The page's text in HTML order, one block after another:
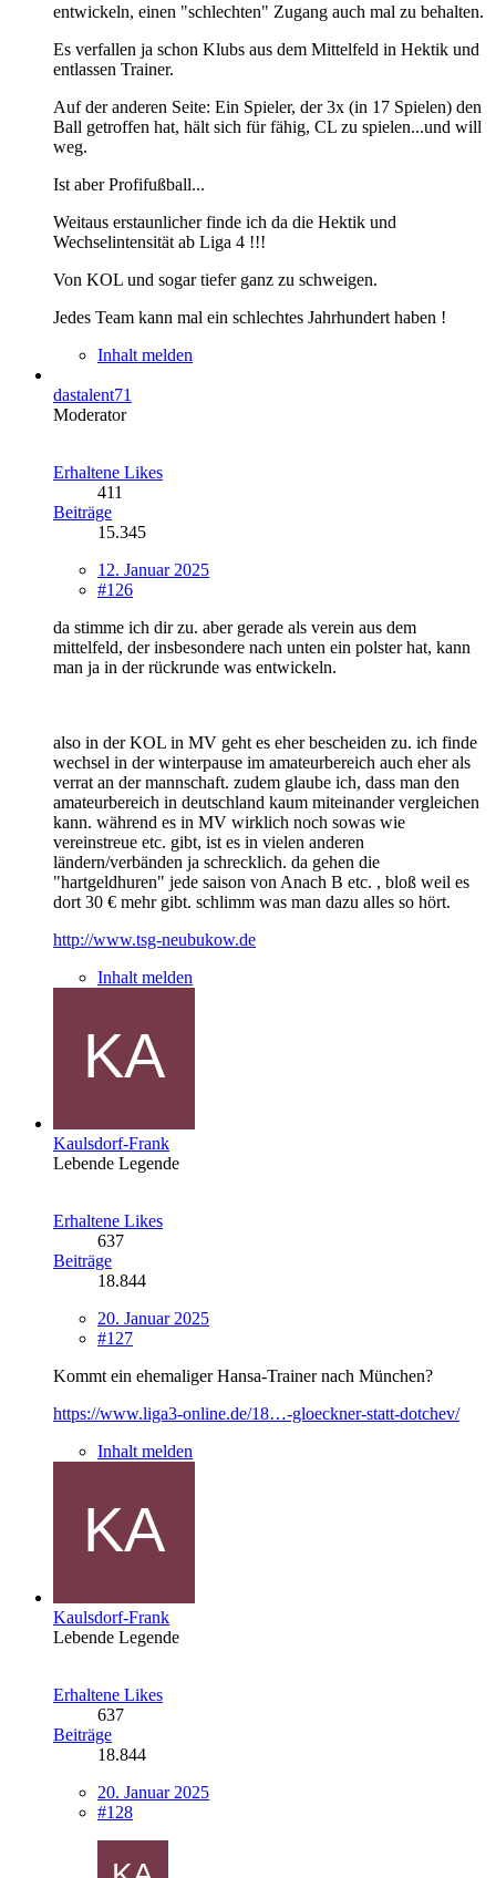
entwickeln, einen "schlechten" Zugang auch mal zu behalten.
Es verfallen ja schon Klubs aus dem Mittelfeld in Hektik und
entlassen Trainer.
Auf der anderen Seite: Ein Spieler, der 3x (in 17 Spielen) den
Ball getroffen hat, hält sich für fähig, CL zu spielen...und will
weg.
Ist aber Profifußball...
Weitaus erstaunlicher finde ich da die Hektik und
Wechselintensität ab Liga 4 !!!
Von KOL und sogar tiefer ganz zu schweigen.
Jedes Team kann mal ein schlechtes Jahrhundert haben !
Inhalt melden
dastalent71
Moderator
Erhaltene Likes
411
Beiträge
15.345
12. Januar 2025
#126
da stimme ich dir zu. aber gerade als verein aus dem
mittelfeld, der insbesondere nach unten ein polster hat, kann
man ja in der rückrunde was entwickeln.
also in der KOL in MV geht es eher bescheiden zu. ich finde
wechsel in der winterpause im amateurbereich auch eher als
verrat an der mannschaft. zudem glaube ich, dass man den
amateurbereich in deutschland kaum miteinander vergleichen
kann. während es in MV wirklich noch sowas wie
vereinstreue etc. gibt, ist es in vielen anderen
ländern/verbänden ja schrecklich. da gehen die
"hartgeldhuren" jede saison von Anach B etc. , bloß weil es
dort 30 € mehr gibt. schlimm was man dazu alles so hört.
http://www.tsg-neubukow.de
Inhalt melden
Kaulsdorf-Frank
Lebende Legende
Erhaltene Likes
637
Beiträge
18.844
20. Januar 2025
#127
Kommt ein ehemaliger Hansa-Trainer nach München?
https://www.liga3-online.de/18…-gloeckner-statt-dotchev/
Inhalt melden
Kaulsdorf-Frank
Lebende Legende
Erhaltene Likes
637
Beiträge
18.844
20. Januar 2025
#128